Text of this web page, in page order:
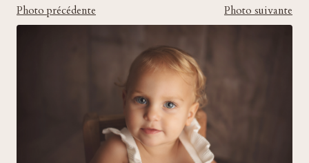
Photo précédente Photo suivante